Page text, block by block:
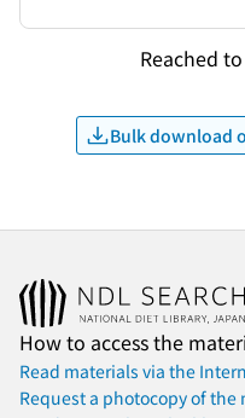
Reached
Bulk download
How to access the
Read materials via the
Request a photocopy of the